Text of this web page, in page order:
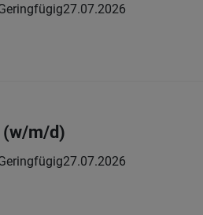
27.07.2026
(w/m/d)
27.07.2026